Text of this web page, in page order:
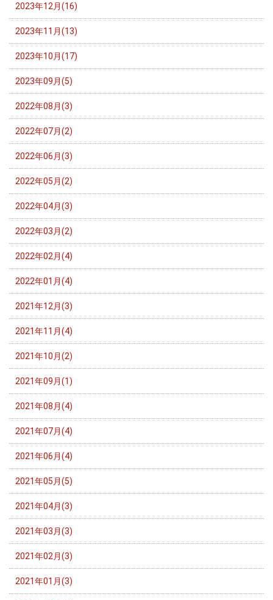
2023年12月(16)
2023年11月(13)
2023年10月(17)
2023年09月(5)
2022年08月(3)
2022年07月(2)
2022年06月(3)
2022年05月(2)
2022年04月(3)
2022年03月(2)
2022年02月(4)
2022年01月(4)
2021年12月(3)
2021年11月(4)
2021年10月(2)
2021年09月(1)
2021年08月(4)
2021年07月(4)
2021年06月(4)
2021年05月(5)
2021年04月(3)
2021年03月(3)
2021年02月(3)
2021年01月(3)